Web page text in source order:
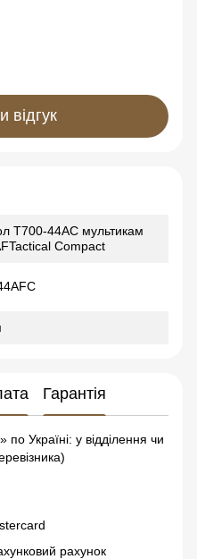
відгук
Т700-44AC мультикам
Compact
Гарантія
Україні: у відділення чи
рахунок